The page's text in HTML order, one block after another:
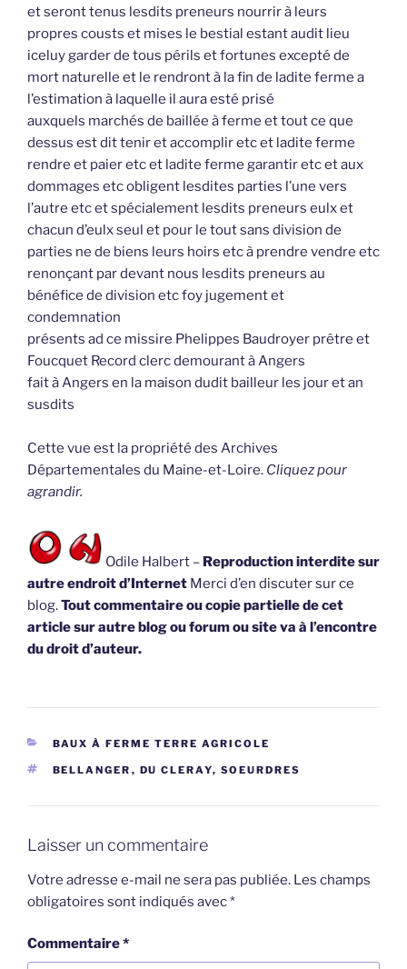
et seront tenus lesdits preneurs nourrir à leurs
propres cousts et mises le bestial estant audit lieu
iceluy garder de tous périls et fortunes excepté de
mort naturelle et le rendront à la fin de ladite ferme a
l’estimation à laquelle il aura esté prisé
auxquels marchés de baillée à ferme et tout ce que
dessus est dit tenir et accomplir etc et ladite ferme
rendre et paier etc et ladite ferme garantir etc et aux
dommages etc obligent lesdites parties l’une vers
l’autre etc et spécialement lesdits preneurs eulx et
chacun d’eulx seul et pour le tout sans division de
parties ne de biens leurs hoirs etc à prendre vendre etc
renonçant par devant nous lesdits preneurs au
bénéfice de division etc foy jugement et
condemnation
présents ad ce missire Phelippes Baudroyer prêtre et
Foucquet Record clerc demourant à Angers
fait à Angers en la maison dudit bailleur les jour et an
susdits
Cette vue est la propriété des Archives
Départementales du Maine-et-Loire. Cliquez pour
agrandir.
Odile Halbert – Reproduction interdite sur
autre endroit d’Internet Merci d’en discuter sur ce
blog.Tout commentaire ou copie partielle de cet
article sur autre blog ou forum ou site va à l’encontre
du droit d’auteur.
CATÉGORIES
BAUX À FERME TERRE AGRICOLE
ÉTIQUETTES
BELLANGER , DU CLERAY, SOEURDRES
Laisser un commentaire
Votre adresse e-mail ne sera pas publiée. Les champs
obligatoires sont indiqués avec*
Commentaire*